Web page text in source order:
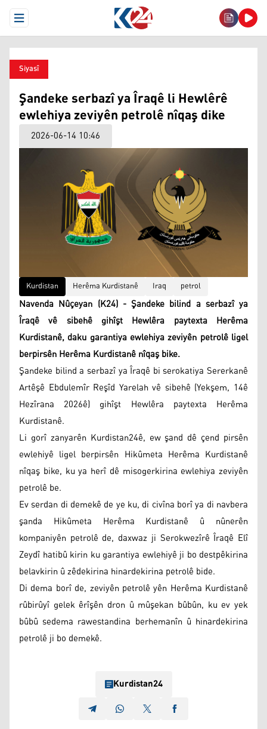
Open Menu
Siyasî
Şandeke serbazî ya Îraqê li Hewlêrê
ewlehiya zeviyên petrolê nîqaş dike
2026-06-14 10:46
Kurdistan Herêma Kurdistanê Iraq petrol
Navenda Nûçeyan (K24) - Şandeke bilind a serbazî ya
Îraqê vê sibehê gihîşt Hewlêra paytexta Herêma
Kurdistanê, daku garantiya ewlehiya zeviyên petrolê ligel
berpirsên Herêma Kurdistanê nîqaş bike.
Şandeke bilind a serbazî ya Îraqê bi serokatiya Sererkanê
Artêşê Ebdulemîr Reşîd Yarelah vê sibehê (Yekşem, 14ê
Hezîrana 2026ê) gihîşt Hewlêra paytexta Herêma
Kurdistanê.
Li gorî zanyarên Kurdistan24ê, ew şand dê çend pirsên
ewlehiyê ligel berpirsên Hikûmeta Herêma Kurdistanê
nîqaş bike, ku ya herî dê misogerkirina ewlehiya zeviyên
petrolê be.
Ev serdan di demekê de ye ku, di civîna borî ya di navbera
şanda Hikûmeta Herêma Kurdistanê û nûnerên
kompaniyên petrolê de, daxwaz ji Serokwezîrê Îraqê Elî
Zeydî hatibû kirin ku garantiya ewlehiyê ji bo destpêkirina
belavkirin û zêdekirina hinardekirina petrolê bide.
Di dema borî de, zeviyên petrolê yên Herêma Kurdistanê
rûbirûyî gelek êrîşên dron û mûşekan bûbûn, ku ev yek
bûbû sedema rawestandina berhemanîn û hinardekirina
petrolê ji bo demekê.
Kurdistan24